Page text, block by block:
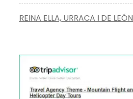
REINA ELLA, URRACA I DE LEÓN